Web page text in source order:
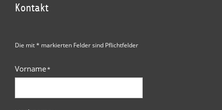
Kontakt
Die mit * markierten Felder sind Pflichtfelder
Vorname*